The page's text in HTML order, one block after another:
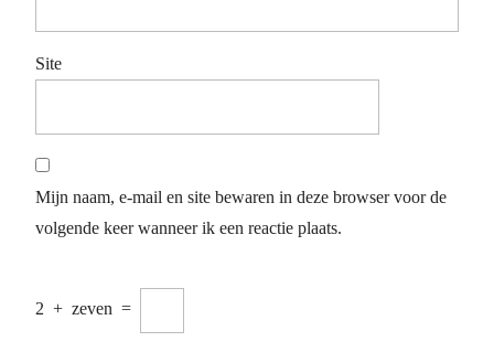
Site
Mijn naam, e-mail en site bewaren in deze browser voor de
volgende keer wanneer ik een reactie plaats.
2 + zeven =